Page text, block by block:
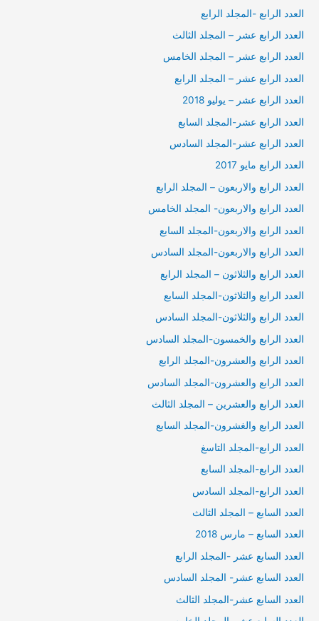
العدد الرابع -المجلد الرابع
العدد الرابع عشر – المجلد الثالث
العدد الرابع عشر – المجلد الخامس
العدد الرابع عشر – المجلد الرابع
العدد الرابع عشر – يوليو 2018
العدد الرابع عشر-المجلد السابع
العدد الرابع عشر-المجلد السادس
العدد الرابع مايو 2017
العدد الرابع والاربعون – المجلد الرابع
العدد الرابع والاربعون- المجلد الخامس
العدد الرابع والاربعون-المجلد السابع
العدد الرابع والاربعون-المجلد السادس
العدد الرابع والثلاثون – المجلد الرابع
العدد الرابع والثلاثون-المجلد السابع
العدد الرابع والثلاثون-المجلد السادس
العدد الرابع والخمسون-المجلد السادس
العدد الرابع والعشرون-المجلد الرابع
العدد الرابع والعشرون-المجلد السادس
العدد الرابع والعشرين – المجلد الثالث
العدد الرابع والغشرون-المجلد السابع
العدد الرابع-المجلد التاسغ
العدد الرابع-المجلد السابع
العدد الرابع-المجلد السادس
العدد السابع – المجلد الثالث
العدد السابع – مارس 2018
العدد السابع عشر -المجلد الرابع
العدد السابع عشر- المجلد السادس
العدد السابع عشر-المجلد الثالث